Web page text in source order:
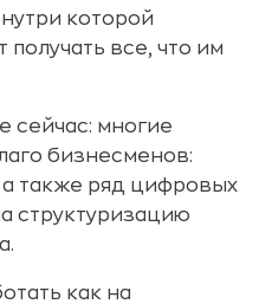
которой
все, что им
сейчас: многие
бизнесменов:
также ряд цифровых
структуризацию
как на